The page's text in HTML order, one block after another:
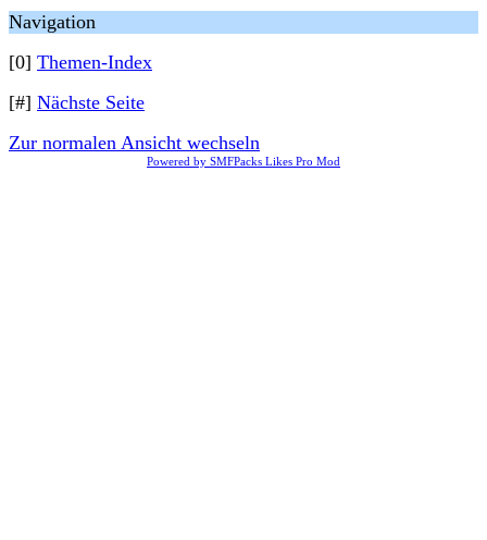
Navigation
[0] Themen-Index
[#] Nächste Seite
Zur normalen Ansicht wechseln
Powered by SMFPacks Likes Pro Mod